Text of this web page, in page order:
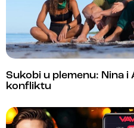
Sukobi u plemenu: Nina
konfliktu